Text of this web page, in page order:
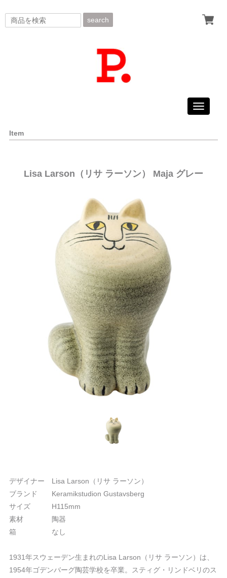
search
Toggle
Item
Lisa Larson（リサ ラーソン） Maja グレー
デザイナー Lisa Larson（リサ ラーソン）
ブランド Keramikstudion Gustavsberg
サイズ H115mm
素材 陶器
箱 なし
1931年スウェーデン生まれのLisa Larson（リサ ラーソン）は、
1954年ゴデンバーグ陶芸学校を卒業。スティグ・リンドベリのス